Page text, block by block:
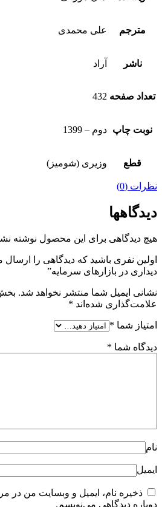
مترجم علی محمدی
ناشر آراد
تعداد صفحه 432
نوبت چاپ دوم – 1399
قطع وزیری (شومیز)
نظرات (0)
دیدگاهها
هیچ دیدگاهی برای این محصول نوشته
اولین نفری باشید که دیدگاهی را
دیداری در بازارهای سرمایه”
نشانی ایمیل شما منتشر نخواهد شد.
علامت‌گذاری شده‌اند *
امتیاز شما *
دیدگاه شما *
نام
ایمیل
ذخیره نام، ایمیل و وبسایت من در
دوباره دیدگاهی می‌نویسم.